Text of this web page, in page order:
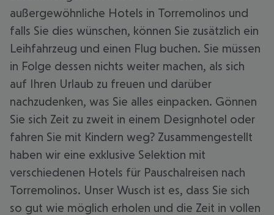
außergewöhnliche Hotels in Torremolinos und
falls Sie dies wünschen, können Sie zusätzlich ein
Leihfahrzeug und einen Flug buchen. Sie müssen
in Folge dessen nichts weiter machen, als sich
auf Ihren Urlaub zu freuen und darüber
nachzudenken, was Sie alles einpacken. Gönnen
Sie sich Zeit zu zweit in einem Designhotel oder
fahren Sie mit Kindern weg? Zusammengestellt
haben wir eine exklusive Selektion mit
verschiedenen Hotels für Pauschalreisen nach
Torremolinos. Unser Wusch ist es, dass Sie sich
so gut wie möglich erholen und die Zeit in vollen